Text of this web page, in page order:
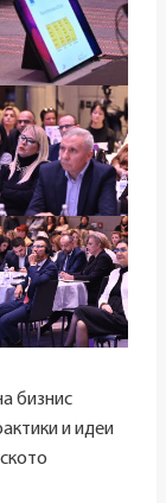
бизнис
и идеи